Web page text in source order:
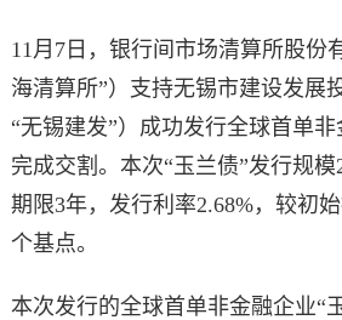
11月7日，银行间市场清算所股份
海清算所”）支持无锡市建设发展
“无锡建发”）成功发行全球首单
完成交割。本次“玉兰债”发行规模
期限3年，发行利率2.68%，较初
个基点。
本次发行的全球首单非金融企业“